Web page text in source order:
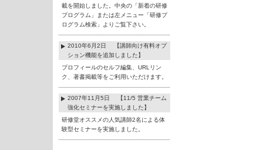
載を開始しました。中央の「新着の研修
プログラム」または左メニュー「研修プ
ログラム検索」よりご覧下さい。
2010年6月2日 【講師向け有料オプ
ション機能を追加しました】
プロフィールのセルフ編集、URLリン
ク、著書掲載等をご利用いただけます。
2007年11月5日 【11/5 営業チーム
強化セミナーを実施しました】
研修堂オススメの人気講師2名による体
験型セミナーを実施しました。